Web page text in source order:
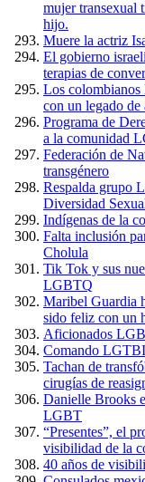
mujer transexual
hijo.
Muere la actriz
El gobierno
terapias de
Los
con un legado de
Programa de
a la comunidad
Federación de
transgénero
Respalda grupo
Diversidad
Indígenas de la
Falta inclusión
Cholula
Tik Tok y sus
LGBTQ
Maribel Guardia
sido feliz con un
Aficionados
Comando
Tachan de
cirugías de
Danielle Brooks
LGBT
“Presentes”, el
visibilidad de la
40 años de